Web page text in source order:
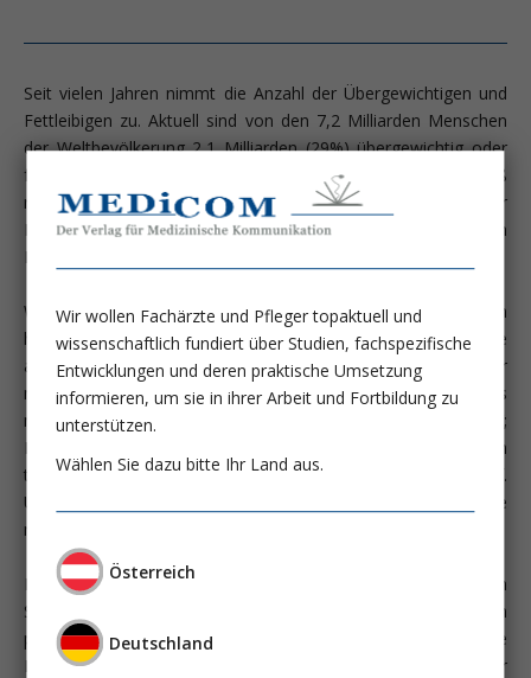
Seit vielen Jahren nimmt die Anzahl der Übergewichtigen und
Fettleibigen zu. Aktuell sind von den 7,2 Milliarden Menschen
der Weltbevölkerung 2,1 Milliarden (29%) übergewichtig oder
fettleibig (Ng M; Lancet 2014; 384:766). Erwartungsgemäß
reflektieren sich diese Zahlen in den Belegungsstatistiken der
Intensivtherapiestationen: 20-30% der dort behandelten
Patienten sind übergewichtig oder fettleibig.
Wenngleich es Hinweise gibt, dass kritisch Kranke aus den
höheren Gewichtsklassen eine höhere Überlebensrate
aufweisen („obesity paradox“) und möglicherweise sogar
maschinell beatmete Fettleibige ein besseres Outcome als
maschinell beatmete Nicht-Fettleibige haben (Sasabuchi Y;
Respir Care 2015; 60:983), gilt gleichzeitig: Bei Fettleibigen
treten beatmungsabhängige Komplikationen häufiger auf.
Überraschenderweise beeinflussen diese die Überlebensrate
nicht negativ.
Die perioperative maschinelle Ventilation von
Schwergewichtigen ist durch die zahlreichen assoziierten
pathophysiologischen Veränderungen eine komplexe
Herausforderung. Ein sorgfältig recherchierter, lesenswerter
Wir wollen Fachärzte und Pfleger topaktuell und
wissenschaftlich fundiert über Studien, fachspezifische
Entwicklungen und deren praktische Umsetzung
informieren, um sie in ihrer Arbeit und Fortbildung zu
unterstützen.
Wählen Sie dazu bitte Ihr Land aus.
Österreich
Deutschland